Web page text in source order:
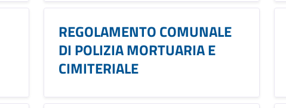
REGOLAMENTO COMUNALE
DI POLIZIA MORTUARIA E
CIMITERIALE